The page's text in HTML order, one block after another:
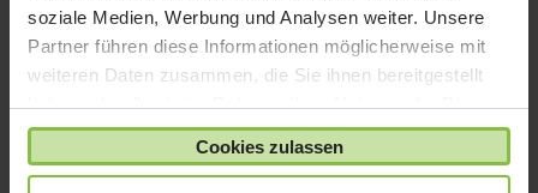
soziale Medien, Werbung und Analysen weiter. Unsere
Partner führen diese Informationen möglicherweise mit
weiteren Daten zusammen, die Sie ihnen bereitgestellt
haben oder die sie im Rahmen Ihrer Nutzung der Dienste
gesammelt haben.
Cookies zulassen
Kabel & Adapter
Kopfhörer
Lightning
Mac mini